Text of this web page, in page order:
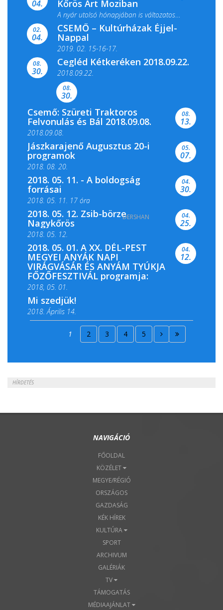
04. Kőrös Art Moziban
A nyár utolsó hónapjában is változatos
filmkínálattal, családi...
02.
04.
CSEMŐ – Kultúrházak Éjjel-
Nappal
2019. 02. 15-16-17.
Színes és tartalmas programokkal várja a
Csemői Községi Könyvtár és...
08.
30.
Cegléd Kétkeréken 2018.09.22.
2018.09.22.
08.
30.
Csemő: Szüreti Traktoros
Felvonulás és Bál 2018.09.08.
2018.09.08.
08.
13.
Jászkarajenő Augusztus 20-i
programok
2018. 08. 20.
05.
07.
2018. 05. 11. - A boldogság
forrásai
2018. 05. 11. 17 óra
2018. 05. 11. 19 óra
04.
30.
2018. 05. 12. Zsib-börze
Nagykőrös
2018. 05. 12.
04.
25.
2018. 05. 01. A XX. DÉL-PEST
MEGYEI ANYÁK NAPI
VIRÁGVÁSÁR ÉS ANYÁM TYÚKJA
FŐZŐFESZTIVÁL programja:
2018, 05. 01.
04.
12.
Mi szedjük!
2018. Április 14.
2018. Április 15.
1 2 3 4 5
HÍRDETÉS
NAVIGÁCIÓ
FŐOLDAL
KÖZÉLET
MEGYE/RÉGIÓ
ORSZÁGOS
GAZDASÁG
KÉK HÍREK
KULTÚRA
SPORT
ARCHIVUM
GALÉRIÁK
TV
TÁMOGATÁS
MÉDIAAJÁNLAT
DERSHAN